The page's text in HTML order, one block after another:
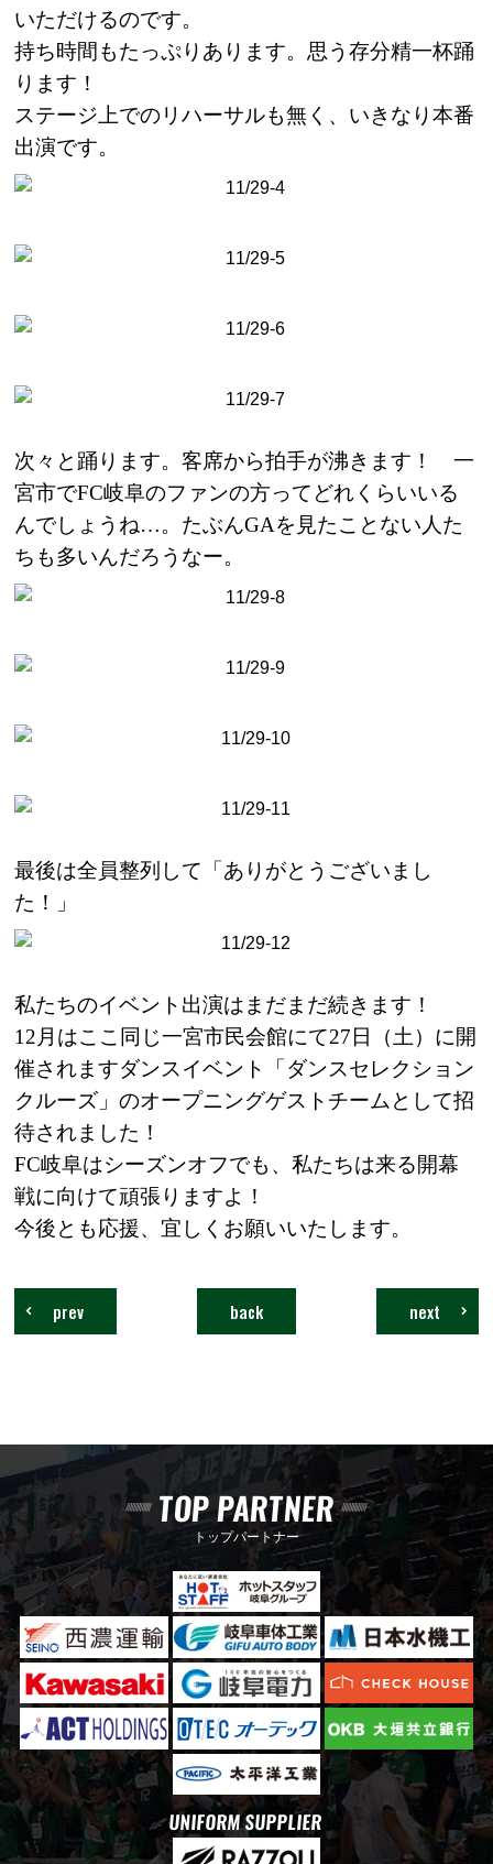
いただけるのです。
持ち時間もたっぷりあります。思う存分精一杯踊
ります！
ステージ上でのリハーサルも無く、いきなり本番
出演です。
次々と踊ります。客席から拍手が沸きます！ 一
宮市でFC岐阜のファンの方ってどれくらいいる
んでしょうね…。たぶんGAを見たことない人た
ちも多いんだろうなー。
最後は全員整列して「ありがとうございまし
た！」
私たちのイベント出演はまだまだ続きます！
12 月はここ同じ一宮市民会館にて27 日（土）に開
催されますダンスイベント「ダンスセレクション
クルーズ」のオープニングゲストチームとして招
待されました！
FC岐阜はシーズンオフでも、私たちは来る開幕
戦に向けて頑張りますよ！
今後とも応援、宜しくお願いいたします。
next
back
prev
TOP PARTNER
トップパートナー
UNIFORM SUPPLIER